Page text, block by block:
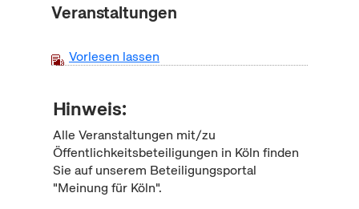
Veranstaltungen
Vorlesen lassen
Hinweis:
Alle Veranstaltungen mit/zu
Öffentlichkeitsbeteiligungen in Köln finden
Sie auf unserem Beteiligungsportal
"Meinung für Köln".